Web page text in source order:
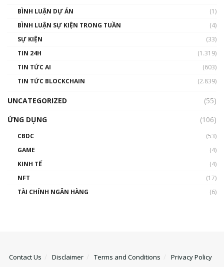
BÌNH LUẬN DỰ ÁN
(1)
BÌNH LUẬN SỰ KIỆN TRONG TUẦN
(4)
SỰ KIỆN
(33)
TIN 24H
(1.319)
TIN TỨC AI
(603)
TIN TỨC BLOCKCHAIN
(2.839)
UNCATEGORIZED
(55)
ỨNG DỤNG
(106)
CBDC
(53)
GAME
(4)
KINH TẾ
(4)
NFT
(17)
TÀI CHÍNH NGÂN HÀNG
(6)
Contact Us Disclaimer Terms and Conditions Privacy Policy